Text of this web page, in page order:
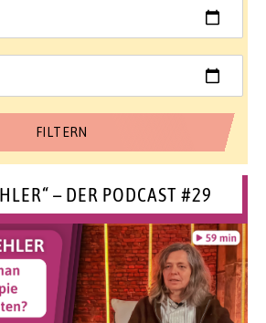
– DER PODCAST #29